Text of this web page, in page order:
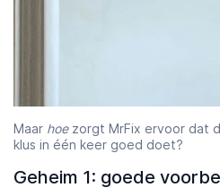
Maar hoezorgt MrFix ervoor dat
klus in één keer goed doet?
Geheim 1: goede